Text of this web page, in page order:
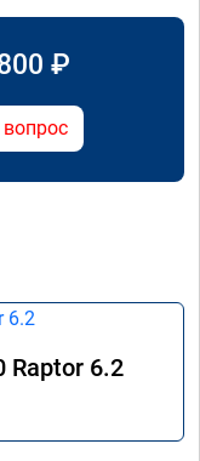
₽
Raptor 6.2